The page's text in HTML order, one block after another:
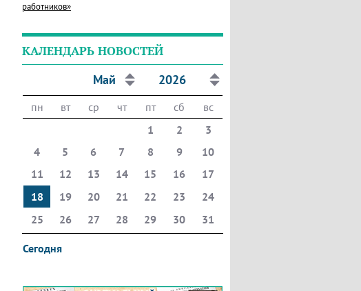
работников»
КАЛЕНДАРЬ НОВОСТЕЙ
Май 2026
пн вт ср чт пт сб
вс
1
2
3
4
5 6 7 8 9
10
11
12 13 14 15 16
17
18
19 20 21 22 23
24
25
26 27 28 29 30 31
Сегодня